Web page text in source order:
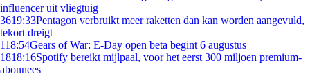
influencer uit vliegtuig
3619:33Pentagon verbruikt meer raketten dan kan worden aangevuld,
tekort dreigt
118:54Gears of War: E-Day open beta begint 6 augustus
1818:16Spotify bereikt mijlpaal, voor het eerst 300 miljoen premium-
abonnees